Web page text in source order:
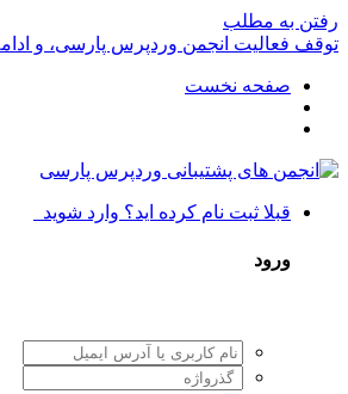
رفتن به مطلب
توقف فعالیت انجمن وردپرس پارسی، و
صفحه نخست
قبلا ثبت نام کرده اید؟ وارد شوید
ورود